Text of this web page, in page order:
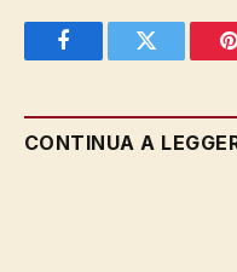
FacebookTwitter
CONTINUA A